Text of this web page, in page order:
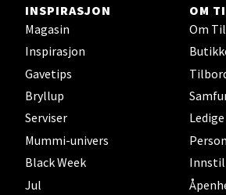
INSPIRASJON
Magasin
Inspirasjon
Gavetips
Bryllup
Serviser
Mummi-univers
Black Week
Jul
OM
Om
Karmsund - Thon
Austbøvegen 16, 5542 Karmsund
Åpningstider ikke tilgjengelig